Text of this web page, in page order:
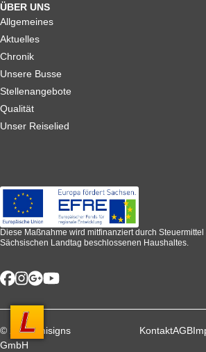
ÜBER UNS
Allgemeines
Aktuelles
Chronik
Unsere Busse
Stellenangebote
Qualität
Unser Reiselied
Diese Maßnahme wird mitfinanziert durch
Sächsischen Landtag beschlossenen Haushaltes.
© 2026 unisigns
GmbH
KontaktAGB